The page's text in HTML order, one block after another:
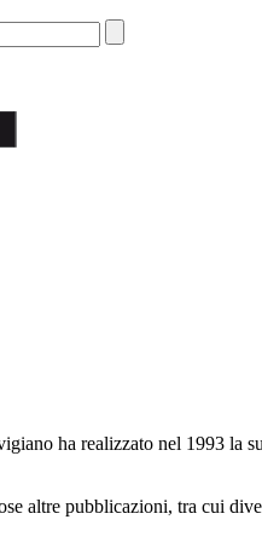
ha realizzato nel 1993 la
altre pubblicazioni, tra cui